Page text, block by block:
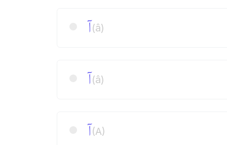
آ(â)
آ(â)
آ(A)